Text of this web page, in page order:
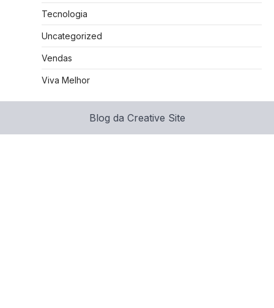
Tecnologia
Uncategorized
Vendas
Viva Melhor
Blog da Creative Site